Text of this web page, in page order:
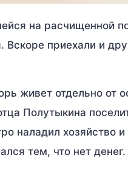
на расчищенной
приехали и
живет отдельно от
Полутыкина
наладил хозяйство
тем, что нет денег.